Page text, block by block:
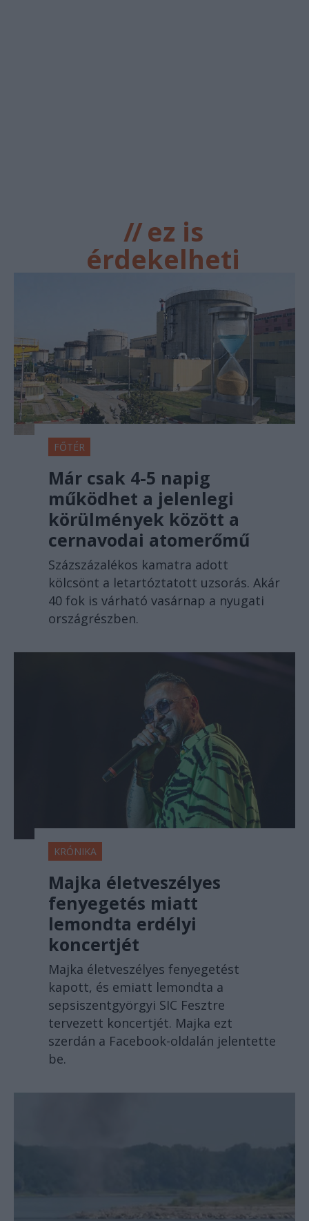
//ez is
érdekelheti
FŐTÉR
Már csak 4-5 napig
működhet a jelenlegi
körülmények között a
cernavodai atomerőmű
Százszázalékos kamatra adott
kölcsönt a letartóztatott uzsorás. Akár
40 fok is várható vasárnap a nyugati
országrészben.
KRÓNIKA
Majka életveszélyes
fenyegetés miatt
lemondta erdélyi
koncertjét
Majka életveszélyes fenyegetést
kapott, és emiatt lemondta a
sepsiszentgyörgyi SIC Fesztre
tervezett koncertjét. Majka ezt
szerdán a Facebook-oldalán jelentette
be.